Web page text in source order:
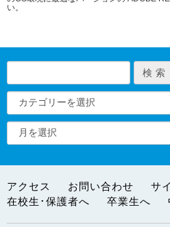
い。
アクセス お問い合わせ
サ
在校生･保護者へ
卒業生へ